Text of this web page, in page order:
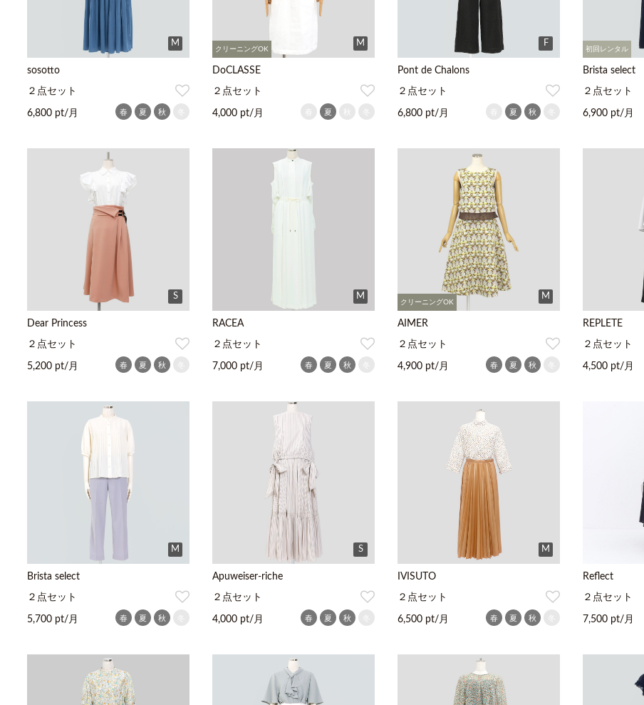
M
sosotto
２点セット
6,800 pt/月 春 夏 秋
クリーニングOK
M
DoCLASSE
２点セット
4,000 pt/月 夏
F
Pont de Chalons
２点セット
6,800 pt/月 夏 秋
初回レンタル
Brista select
２点セット
6,900 pt/月
S
Dear Princess
２点セット
5,200 pt/月 春 夏 秋
M
RACEA
２点セット
7,000 pt/月 春 夏 秋
クリーニングOK
M
AIMER
２点セット
4,900 pt/月 春 夏 秋
REPLETE
２点セット
4,500 pt/月
M
Brista select
２点セット
5,700 pt/月 春 夏 秋
S
Apuweiser-riche
２点セット
4,000 pt/月 春 夏 秋
M
IVISUTO
２点セット
6,500 pt/月 春 夏 秋
Reflect
２点セット
7,500 pt/月